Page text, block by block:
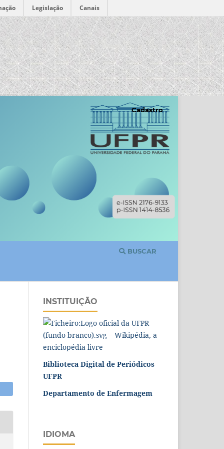
Legislação Canais
BUSCAR
Cadastro
INSTITUIÇÃO
Biblioteca Digital de Periódicos
UFPR
Departamento de Enfermagem
IDIOMA